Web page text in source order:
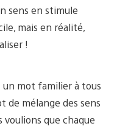
sens en stimule
mais en réalité,
!
un mot familier à tous
de mélange des sens
voulions que chaque